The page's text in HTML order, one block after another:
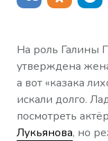
На роль Галины
утверждена
а вот «казака
искали долго.
посмотреть
Лукьянова, но